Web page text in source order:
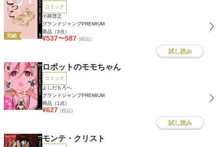
完結
コミック
小路啓之
グランドジャンプPREMIUM
商品（3点）
¥537〜587 (税込)
試し読み
ロボットのモモちゃん
コミック
よしだもろへ
グランドジャンプPREMIUM
商品（1 点）
¥627 (税込)
試し読み
モンテ・クリスト